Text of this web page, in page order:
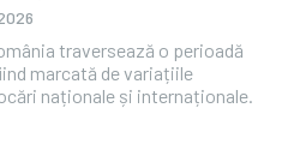
traversează o perioadă
marcată de variațiile
naționale și internaționale.